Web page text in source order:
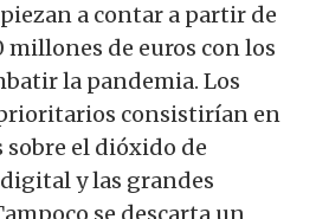
a contar a partir de
millones de euros con los
la pandemia. Los
consistirían en
sobre el dióxido de
y las grandes